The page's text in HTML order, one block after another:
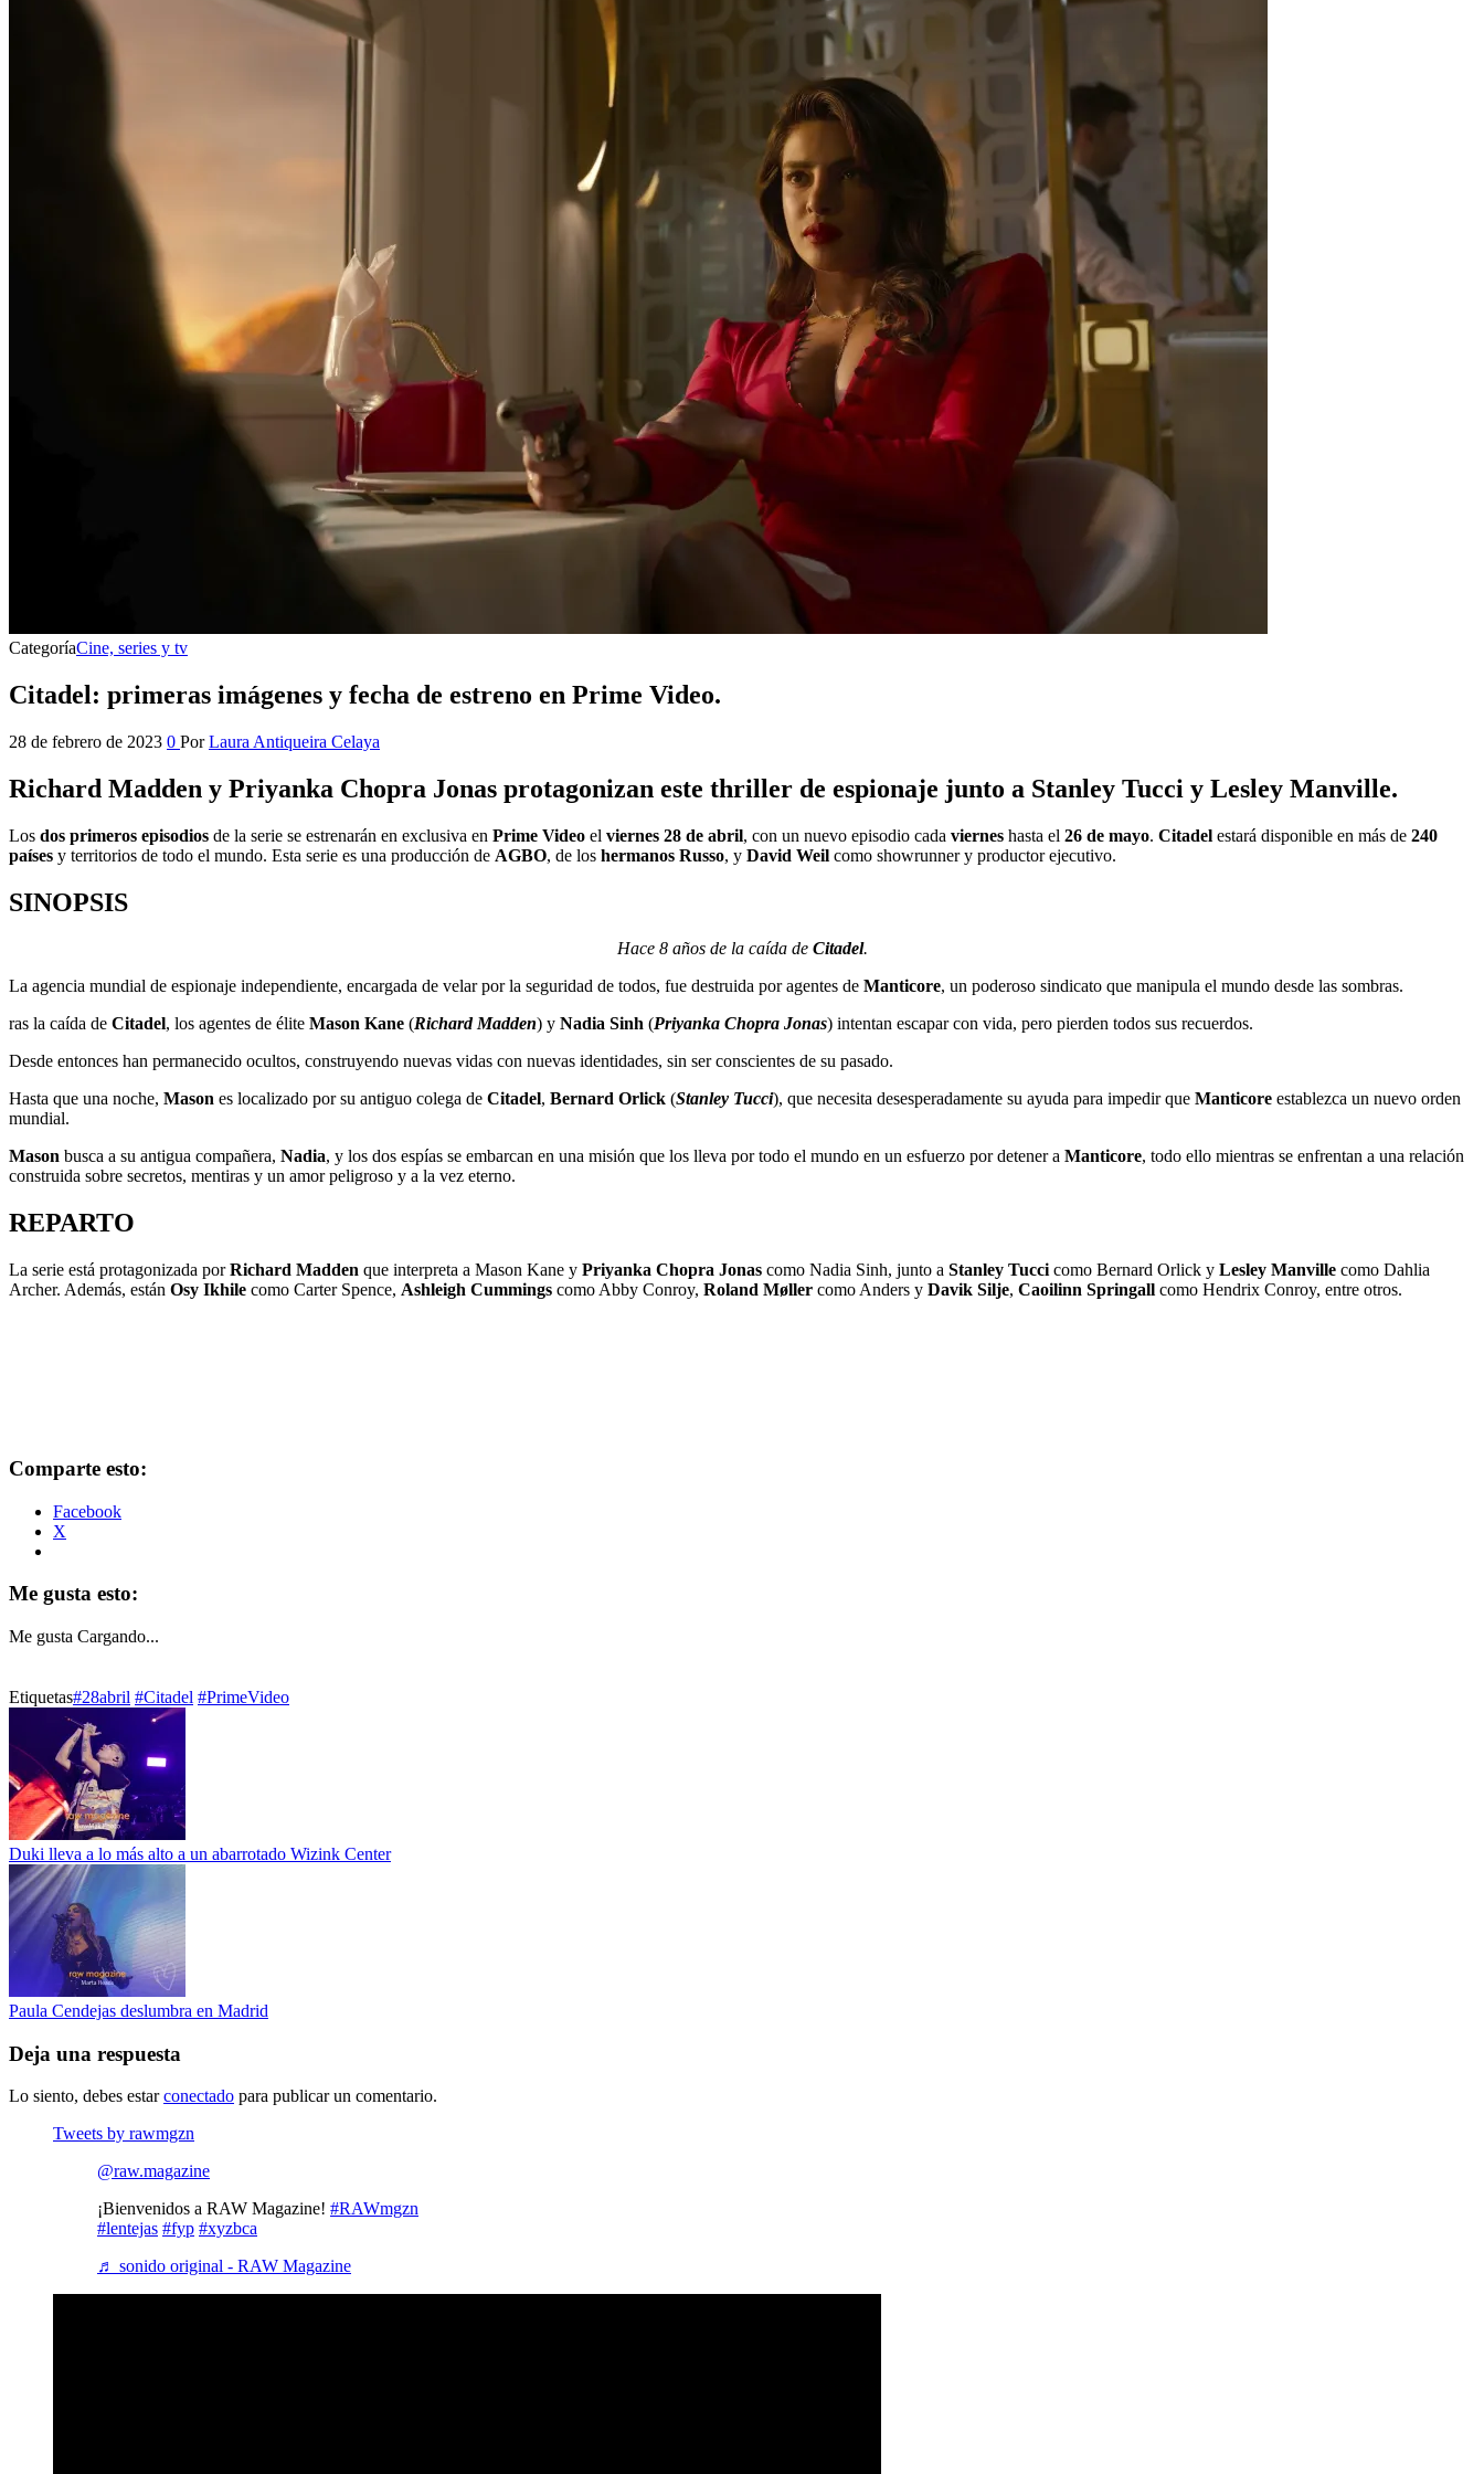
CategoríaCine, series y tv
Citadel: primeras imágenes y fecha de estreno en Prime Video.
28 de febrero de 2023 0 Por Laura Antiqueira Celaya
Richard Madden y Priyanka Chopra Jonas protagonizan este thriller de espionaje junto a Stanley Tucci y Lesley Manville.
Los dos primeros episodios de la serie se estrenarán en exclusiva en Prime Video el viernes 28 de abril, con un nuevo episodio cada viernes hasta el 26 de mayo. Citadel estará disponible en más de 240
países y territorios de todo el mundo. Esta serie es una producción de AGBO, de los hermanos Russo, y David Weil como showrunner y productor ejecutivo.
SINOPSIS
Hace 8 años de la caída de Citadel.
La agencia mundial de espionaje independiente, encargada de velar por la seguridad de todos, fue destruida por agentes de Manticore, un poderoso sindicato que manipula el mundo desde las sombras.
ras la caída de Citadel, los agentes de élite Mason Kane (Richard Madden) y Nadia Sinh (Priyanka Chopra Jonas) intentan escapar con vida, pero pierden todos sus recuerdos.
Desde entonces han permanecido ocultos, construyendo nuevas vidas con nuevas identidades, sin ser conscientes de su pasado.
Hasta que una noche, Mason es localizado por su antiguo colega de Citadel, Bernard Orlick (Stanley Tucci), que necesita desesperadamente su ayuda para impedir que Manticore establezca un nuevo orden
mundial.
Mason busca a su antigua compañera, Nadia, y los dos espías se embarcan en una misión que los lleva por todo el mundo en un esfuerzo por detener a Manticore, todo ello mientras se enfrentan a una relación
construida sobre secretos, mentiras y un amor peligroso y a la vez eterno.
REPARTO
La serie está protagonizada porRichard Madden que interpreta a Mason Kane y Priyanka Chopra Jonas como Nadia Sinh, junto a Stanley Tucci como Bernard Orlick y Lesley Manville como Dahlia
Archer. Además, están Osy Ikhile como Carter Spence, Ashleigh Cummings como Abby Conroy, Roland Møller como Anders y Davik Silje, Caoilinn Springall como Hendrix Conroy, entre otros.
Comparte esto:
Facebook
X
Me gusta esto:
Me gusta Cargando...
Etiquetas#28abril #Citadel #PrimeVideo
Duki lleva a lo más alto a un abarrotado Wizink Center
Paula Cendejas deslumbra en Madrid
Deja una respuesta
Lo siento, debes estarconectado para publicar un comentario.
Tweets by rawmgzn
@raw.magazine
¡Bienvenidos a RAW Magazine! #RAWmgzn
#lentejas #fyp #xyzbca
♬ sonido original - RAW Magazine